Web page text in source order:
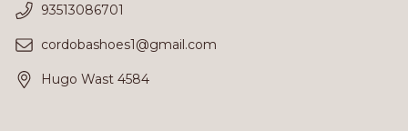
93513086701
cordobashoes1@gmail.com
Hugo Wast 4584